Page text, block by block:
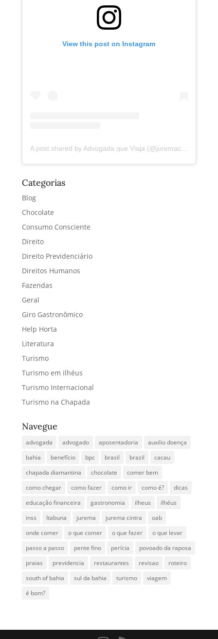
View this post on Instagram
A post shared by Advogada que Viaja (@juremacintra)
Categorias
Blog
Chocolate
Consumo Consciente
Direito
Direito Previdenciário
Direitos Humanos
Fazendas
Geral
Giro Gastronômico
Help Horta
Literatura
Turismo
Turismo em Ilhéus
Turismo Internacional
Turismo na Chapada
Navegue
advogada advogado aposentadoria
auxilio doença
bahia
benefício bpc brasil brazil
cacau
chapada diamantina
chocolate
comer bem
como chegar
como fazer como ir como é?
dicas
educação financeira
gastronomia ilheus
ilhéus
inss
Itabuna jurema jurema cintra
oab
onde comer
o que comer o que fazer
o que levar
passo a passo
pente fino perícia
povoado da raposa
praias
previdencia restaurantes revisao
roteiro
south of bahia
sul da bahia turismo
viagem
é bom?